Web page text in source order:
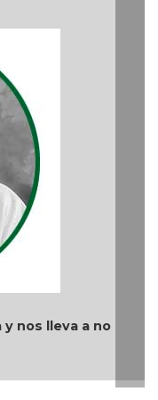
Aproveche estímulos
apoya